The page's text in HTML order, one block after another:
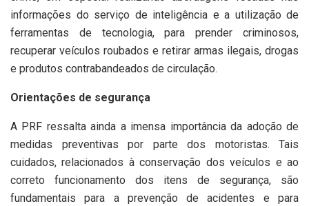
informações do serviço de inteligência e a utilização de
ferramentas de tecnologia, para prender criminosos,
recuperar veículos roubados e retirar armas ilegais, drogas
e produtos contrabandeados de circulação.
Orientações de segurança
A PRF ressalta ainda a imensa importância da adoção de
medidas preventivas por parte dos motoristas. Tais
cuidados, relacionados à conservação dos veículos e ao
correto funcionamento dos itens de segurança, são
fundamentais para a prevenção de acidentes e para